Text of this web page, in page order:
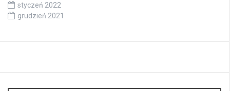
styczeń 2022
grudzień 2021